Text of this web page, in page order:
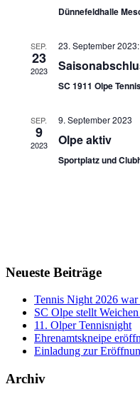
Dünnefeldhalle
SEP.
23
2023
23. September
SC 1911 Olpe
SEP.
9
2023
9. September 2023
Olpe aktiv
Sportplatz und
Neueste Beiträge
Tennis Night 2026
SC Olpe stellt
11. Olper Tennisnight
Ehrenamtskneipe
Einladung zur
Archiv